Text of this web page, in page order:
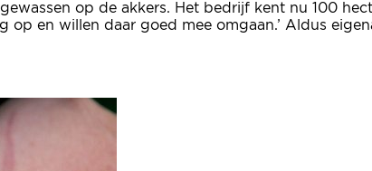
op de akkers. Het bedrijf kent nu 100
en willen daar goed mee omgaan.’ Aldus